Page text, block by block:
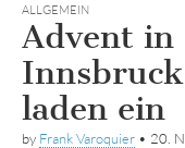
ALLGEMEIN
Advent in
laden ein
by Frank Varoquier • 20.